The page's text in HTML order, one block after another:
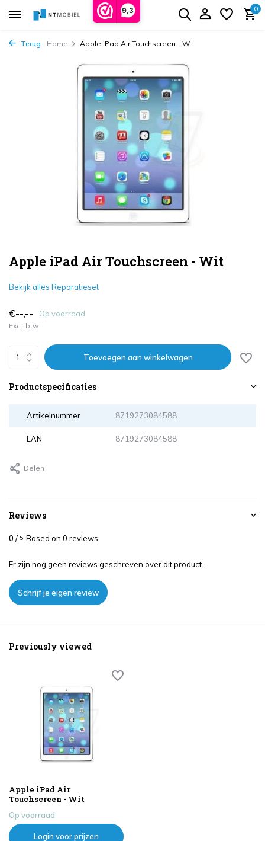
9,3 0
Terug Home Apple iPad Air Touchscreen - W...
Apple iPad Air Touchscreen - Wit
Bekijk alles Reparatieset
€--,-- Op voorraad
Excl. btw
Toevoegen aan winkelwagen
Productspecificaties
Artikelnummer 8719273084588
EAN 8719273084588
Delen
Reviews
0 / 5 Based on 0 reviews
Er zijn nog geen reviews geschreven over dit product..
Schrijf je eigen review
Previously viewed
Apple iPad Air
Touchscreen - Wit
Op voorraad
Login voor prijzen